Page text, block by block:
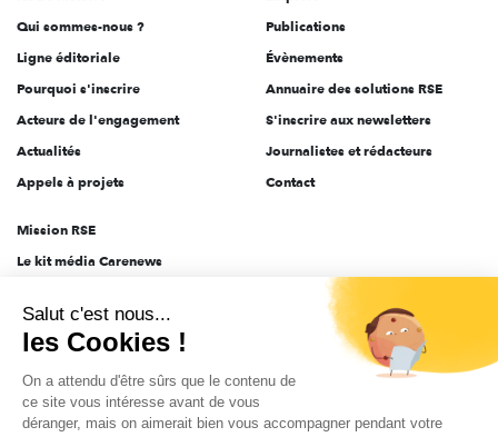
Qui sommes-nous ?
Ligne éditoriale
Pourquoi s'inscrire
Acteurs de l'engagement
Actualités
Appels à projets
Publications
Évènements
Annuaire des solutions RSE
S'inscrire aux newsletters
Journalistes et rédacteurs
Contact
Mission RSE
Le kit média Carenews
AEF info
Novethic
PRODURABLE
Inclusiv Day
Salut c'est nous...
les Cookies !
On a attendu d'être sûrs que le contenu de
ce site vous intéresse avant de vous
déranger, mais on aimerait bien vous accompagner pendant votre